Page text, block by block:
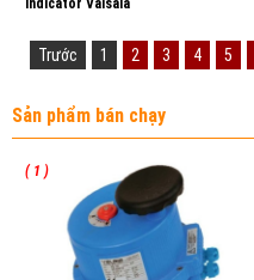
Indicator Vaisala
Trước 1 2 3 4 5
Sản phẩm bán chạy
( 1 )